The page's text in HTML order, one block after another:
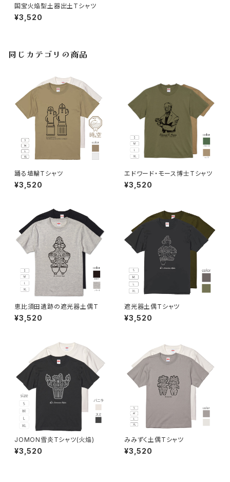
国宝火焔型土器出土Tシャツ
¥3,520
同じカテゴリの商品
踊る埴輪Tシャツ
¥3,520
エドワード・モース博士Tシャツ
¥3,520
恵比須田遺跡の遮光器土偶T
¥3,520
遮光器土偶Tシャツ
¥3,520
JOMON雪炎Tシャツ(火焔)
¥3,520
みみずく土偶Tシャツ
¥3,520